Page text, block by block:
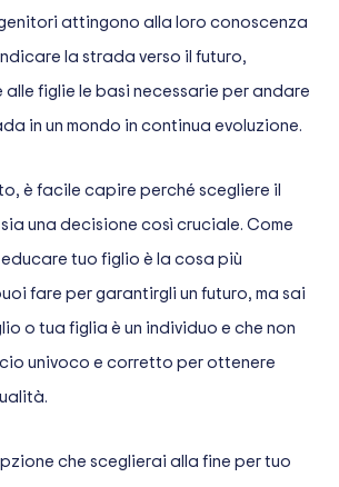
attingono alla loro conoscenza
la strada verso il futuro,
alle figlie le basi necessarie per andare
in un mondo in continua evoluzione.
è facile capire perché scegliere il
una decisione così cruciale. Come
tuo figlio è la cosa più
fare per garantirgli un futuro, ma sai
o tua figlia è un individuo e che non
univoco e corretto per ottenere
che sceglierai alla fine per tuo